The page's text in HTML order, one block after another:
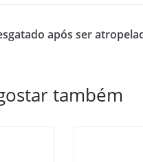
após ser
também